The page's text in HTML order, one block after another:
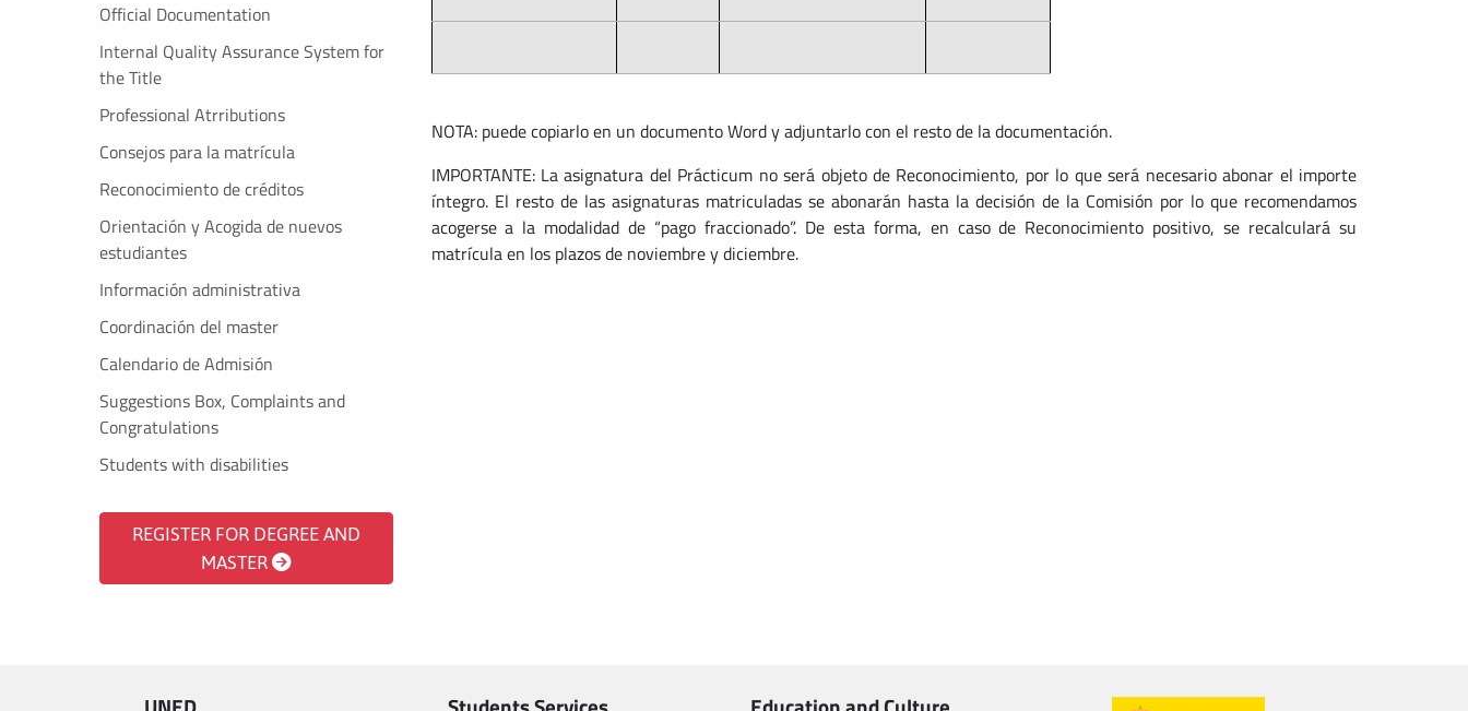
Official Documentation
Internal Quality Assurance System for
the Title
Professional Atrributions
Consejos para la matrícula
Reconocimiento de créditos
Orientación y Acogida de nuevos
estudiantes
Información administrativa
Coordinación del master
Calendario de Admisión
Suggestions Box, Complaints and
Congratulations
Students with disabilities
REGISTER FOR DEGREE AND
MASTER
NOTA: puede copiarlo en un documento Word y adjuntarlo con el resto de la documentación.
IMPORTANTE: La asignatura del Prácticum no será objeto de Reconocimiento, por lo que será necesario abonar el importe
íntegro. El resto de las asignaturas matriculadas se abonarán hasta la decisión de la Comisión por lo que recomendamos
acogerse a la modalidad de “pago fraccionado”. De esta forma, en caso de Reconocimiento positivo, se recalculará su
matrícula en los plazos de noviembre y diciembre.